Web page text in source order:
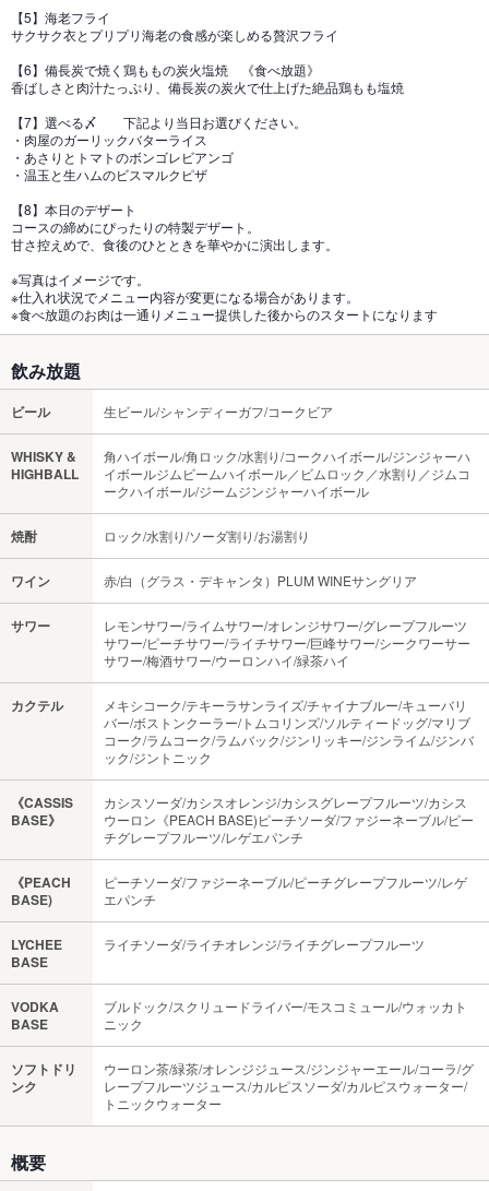
【5】海老フライ
サクサク衣とプリプリ海老の食感が楽しめる贅沢フライ
【6】備長炭で焼く鶏ももの炭火塩焼 《食べ放題》
香ばしさと肉汁たっぷり、備長炭の炭火で仕上げた絶品鶏もも塩焼
【7】選べる〆 下記より当日お選びください。
・肉屋のガーリックバターライス
・あさりとトマトのボンゴレビアンゴ
・温玉と生ハムのビスマルクピザ
【8】本日のデザート
コースの締めにぴったりの特製デザート。
甘さ控えめで、食後のひとときを華やかに演出します。
※写真はイメージです。
※仕入れ状況でメニュー内容が変更になる場合があります。
※食べ放題のお肉は一通りメニュー提供した後からのスタートになります
飲み放題
ビール 生ビール/シャンディーガフ/コークビア
WHISKY &
HIGHBALL
角ハイボール/角ロック/水割り/コークハイボール/ジンジャーハ
イボールジムビームハイボール／ビムロック／水割り／ジムコ
ークハイボール/ジームジンジャーハイボール
焼酎 ロック/水割り/ソーダ割り/お湯割り
ワイン 赤/白（グラス・デキャンタ）PLUM WINEサングリア
サワー
レモンサワー/ライムサワー/オレンジサワー/グレープフルーツ
サワー/ピーチサワー/ライチサワー/巨峰サワー/シークワーサー
サワー/梅酒サワー/ウーロンハイ/緑茶ハイ
カクテル
メキシコーク/テキーラサンライズ/チャイナブルー/キューバリ
バー/ボストンクーラー/トムコリンズ/ソルティードッグ/マリブ
コーク/ラムコーク/ラムバック/ジンリッキー/ジンライム/ジンバ
ック/ジントニック
《CASSIS
BASE》
カシスソーダ/カシスオレンジ/カシスグレープフルーツ/カシス
ウーロン《PEACH BASE)ピーチソーダ/ファジーネーブル/ピー
チグレープフルーツ/レゲエパンチ
《PEACH
BASE)
ピーチソーダ/ファジーネーブル/ピーチグレープフルーツ/レゲ
エパンチ
LYCHEE
BASE
ライチソーダ/ライチオレンジ/ライチグレープフルーツ
VODKA
BASE
ブルドック/スクリュードライバー/モスコミュール/ウォッカト
ニック
ソフトドリ
ンク
ウーロン茶/緑茶/オレンジジュース/ジンジャーエール/コーラ/グ
レープフルーツジュース/カルピスソーダ/カルピスウォーター/
トニックウォーター
概要